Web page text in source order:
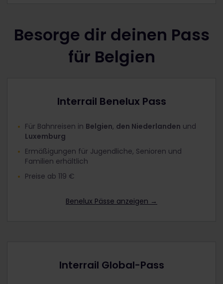
Besorge dir deinen Pass
für Belgien
Interrail Benelux Pass
Für Bahnreisen in Belgien, den Niederlanden und
Luxemburg
Ermäßigungen für Jugendliche, Senioren und
Familien erhältlich
Preise ab 119 €
Benelux Pässe anzeigen →
Interrail Global-Pass